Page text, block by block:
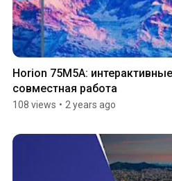
Horion 75M5A:
совместная работа
108 views • 2 years ago